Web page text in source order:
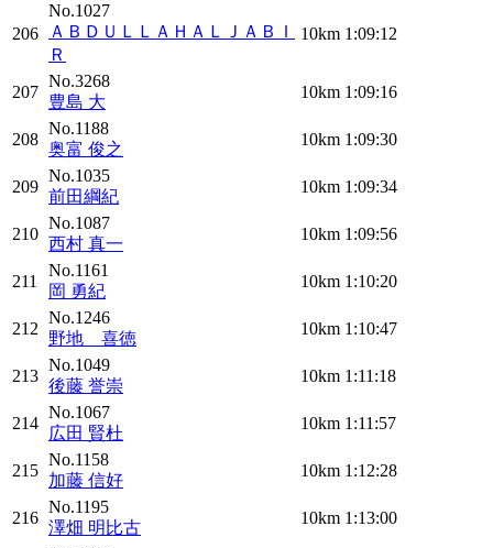
206
No.1027
ＡＢＤＵＬＬＡＨＡＬＪＡＢＩ
Ｒ
10km 1:09:12
207
No.3268
豊島 大
10km 1:09:16
208
No.1188
奥富 俊之
10km 1:09:30
209
No.1035
前田綱紀
10km 1:09:34
210
No.1087
西村 真一
10km 1:09:56
211
No.1161
岡 勇紀
10km 1:10:20
212
No.1246
野地 喜徳
10km 1:10:47
213
No.1049
後藤 誉崇
10km 1:11:18
214
No.1067
広田 賢杜
10km 1:11:57
215
No.1158
加藤 信好
10km 1:12:28
216
No.1195
澤畑 明比古
10km 1:13:00